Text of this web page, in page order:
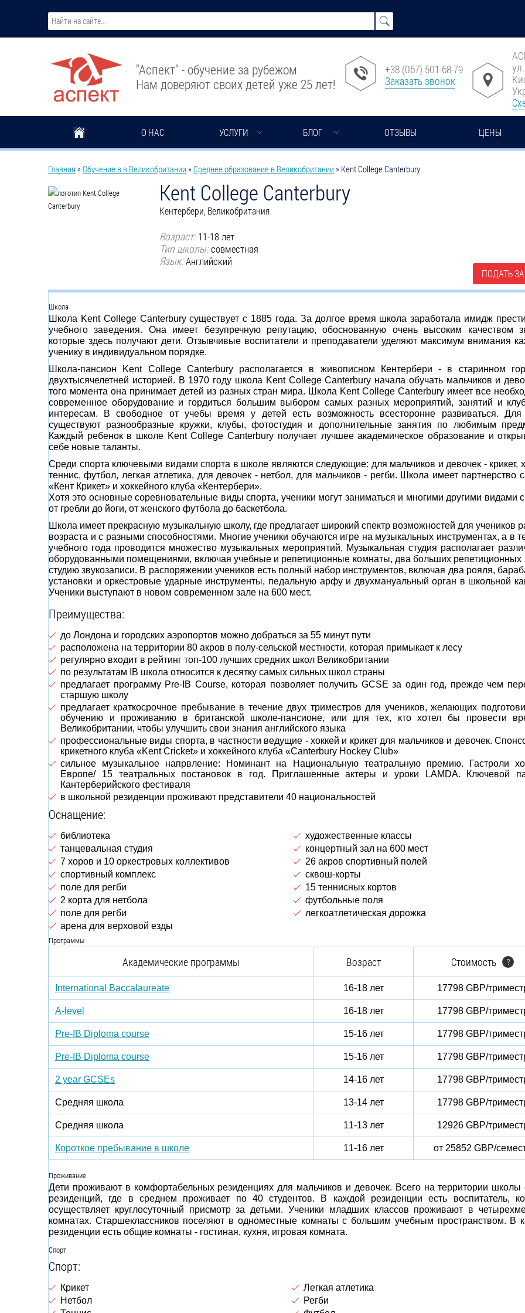
"Аспект" - обучение за рубежом
Нам доверяют своих детей уже 25 лет!
+38 (067) 501-68-79
Заказать звонок
О НАС УСЛУГИ БЛОГ ОТЗЫВЫ ЦЕНЫ
Вы здесь
Главная »Обучение в в Великобритании »Среднее образование в Великобритании » Kent College Canterbury
Kent College Canterbury
Кентербери, Великобритания
Возраст:11-18 лет
Тип школы:совместная
Язык:Английский
ПОДАТЬ
Группа
Школа
Школа Kent College Canterbury существует с 1885 года. За долгое время школа заработала имидж
учебного заведения. Она имеет безупречную репутацию, обоснованную очень высоким качеством
которые здесь получают дети. Отзывчивые воспитатели и преподаватели уделяют максимум внимания
ученику в индивидуальном порядке.
Школа-пансион Kent College Canterbury располагается в живописном Кентербери - в старинном
двухтысячелетней историей. В 1970 году школа Kent College Canterbury начала обучать мальчиков и
того момента она принимает детей из разных стран мира. Школа Kent College Canterbury имеет все
современное оборудование и гордиться большим выбором самых разных мероприятий, занятий и
интересам. В свободное от учебы время у детей есть возможность всесторонне развиваться. Для
существуют разнообразные кружки, клубы, фотостудия и дополнительные занятия по любимым
Каждый ребенок в школе Kent College Canterbury получает лучшее академическое образование и
себе новые таланты.
Среди спорта ключевыми видами спорта в школе являются следующие: для мальчиков и девочек - крикет,
теннис, футбол, легкая атлетика, для девочек - нетбол, для мальчиков - регби. Школа имеет партнерство
«Кент Крикет» и хоккейного клуба «Кентербери».
Хотя это основные соревновательные виды спорта, ученики могут заниматься и многими другими видами
от гребли до йоги, от женского футбола до баскетбола.
Школа имеет прекрасную музыкальную школу, где предлагает широкий спектр возможностей для учеников
возраста и с разными способностями. Многие ученики обучаются игре на музыкальных инструментах, а в
учебного года проводится множество музыкальных мероприятий. Музыкальная студия располагает
оборудованными помещениями, включая учебные и репетиционные комнаты, два больших репетиционных
студию звукозаписи. В распоряжении учеников есть полный набор инструментов, включая два рояля,
установки и оркестровые ударные инструменты, педальную арфу и двухмануальный орган в школьной
Ученики выступают в новом современном зале на 600 мест.
Преимущества:
до Лондона и городских аэропортов можно добраться за 55 минут пути
расположена на территории 80 акров в полу-сельской местности, которая примыкает к лесу
регулярно входит в рейтинг топ-100 лучших средних школ Великобритании
по результатам IB школа относится к десятку самых сильных школ страны
предлагает программу Pre-IB Course, которая позволяет получить GCSE за один год, прежде чем
старшую школу
предлагает краткосрочное пребывание в течение двух триместров для учеников, желающих
обучению и проживанию в британской школе-пансионе, или для тех, кто хотел бы провести
Великобритании, чтобы улучшить свои знания английского языка
профессиональные виды спорта, в частности ведущие - хоккей и крикет для мальчиков и девочек.
крикетного клуба «Kent Cricket» и хоккейного клуба «Canterbury Hockey Club»
сильное музыкальное напрвление: Номинант на Национальную театральную премию. Гастроли
Европе/ 15 театральных постановок в год. Приглашенные актеры и уроки LAMDA. Ключевой
Кантерберийского фестиваля
в школьной резиденции проживают представители 40 национальностей
Оснащение:
библиотека
художественные классы
танцевальная студия
концертный зал на 600 мест
7 хоров и 10 оркестровых коллективов
26 акров спортивный полей
спортивный комплекс
сквош-корты
поле для регби
15 теннисных кортов
2 корта для нетбола
футбольные поля
поле для регби
легкоатлетическая дорожка
арена для верховой езды
Программы
Академические программы Возраст Стоимость ?
International Baccalaureate 16-18 лет 17798 GBP/
A-level 16-18 лет 17798 GBP/
Pre-IB Diploma course 15-16 лет 17798 GBP/
Pre-IB Diploma course 15-16 лет 17798 GBP/
2 year GCSEs 14-16 лет 17798 GBP/
Средняя школа 13-14 лет 17798 GBP/
Средняя школа 11-13 лет 12926 GBP/
Короткое пребывание в школе 11-16 лет от 25852 GBP/
Проживание
Дети проживают в комфортабельных резиденциях для мальчиков и девочек. Всего на территории школы
резиденций, где в среднем проживает по 40 студентов. В каждой резиденции есть воспитатель,
осуществляет круглосуточный присмотр за детьми. Ученики младших классов проживают в
комнатах. Старшеклассников поселяют в одноместные комнаты с большим учебным пространством. В
резиденции есть общие комнаты - гостиная, кухня, игровая комната.
Спорт
Спорт:
Крикет
Легкая атлетика
Нетбол
Регби